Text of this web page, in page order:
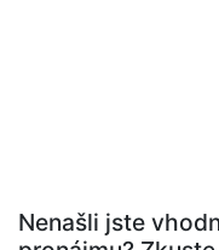
Nenašli jste